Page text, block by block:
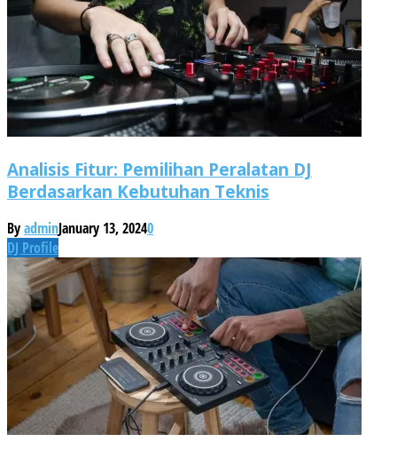
Analisis Fitur: Pemilihan Peralatan DJ
Berdasarkan Kebutuhan Teknis
ByadminJanuary 13, 20240
DJ Profile